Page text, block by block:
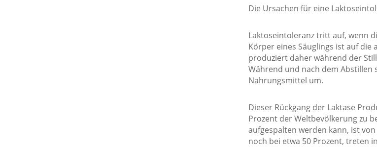
Die Ursachen für eine
Laktoseintoleranz tritt auf, wenn
Körper eines Säuglings ist auf
produziert daher während der
Während und nach dem Abstillen
Nahrungsmittel um.
Dieser Rückgang der Laktase
Prozent der Weltbevölkerung zu
aufgespalten werden kann, ist
noch bei etwa 50 Prozent, treten